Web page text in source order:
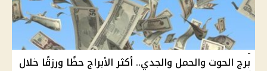
برج الحوت والحمل والجدي.. أكثر الأبراج حظًا ورزقًا خلال